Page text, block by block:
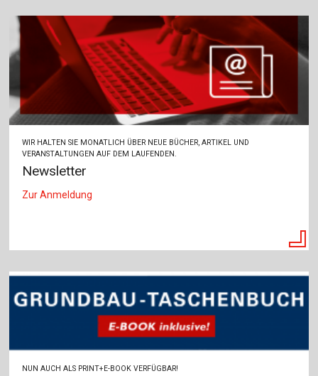
WIR HALTEN SIE MONATLICH ÜBER NEUE BÜCHER, ARTIKEL UND
VERANSTALTUNGEN AUF DEM LAUFENDEN.
Newsletter
Zur Anmeldung
NUN AUCH ALS PRINT+E-BOOK VERFÜGBAR!